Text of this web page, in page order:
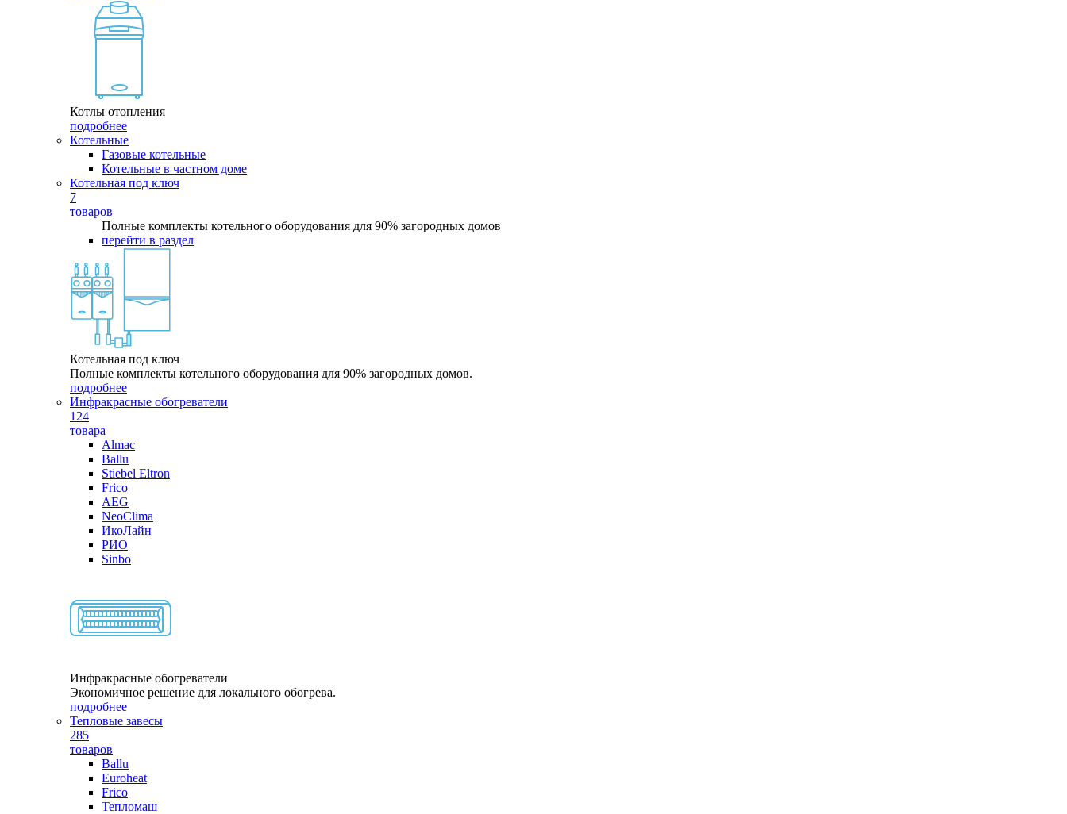
Котлы отопления
подробнее
Котельные
Газовые котельные
Котельные в частном доме
Котельная под ключ
7
товаров
Полные комплекты котельного оборудования для 90% загородных домов
перейти в раздел
Котельная под ключ
Полные комплекты котельного оборудования для 90% загородных домов.
подробнее
Инфракрасные обогреватели
124
товара
Almac
Ballu
Stiebel Eltron
Frico
AEG
NeoClima
ИкоЛайн
РИО
Sinbo
Инфракрасные обогреватели
Экономичное решение для локального обогрева.
подробнее
Тепловые завесы
285
товаров
Ballu
Euroheat
Frico
Тепломаш